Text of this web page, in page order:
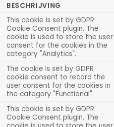
BESCHRIJVING
This cookie is set by GDPR
Cookie Consent plugin. The
cookie is used to store the user
consent for the cookies in the
category "Analytics".
The cookie is set by GDPR
cookie consent to record the
user consent for the cookies in
the category "Functional".
This cookie is set by GDPR
Cookie Consent plugin. The